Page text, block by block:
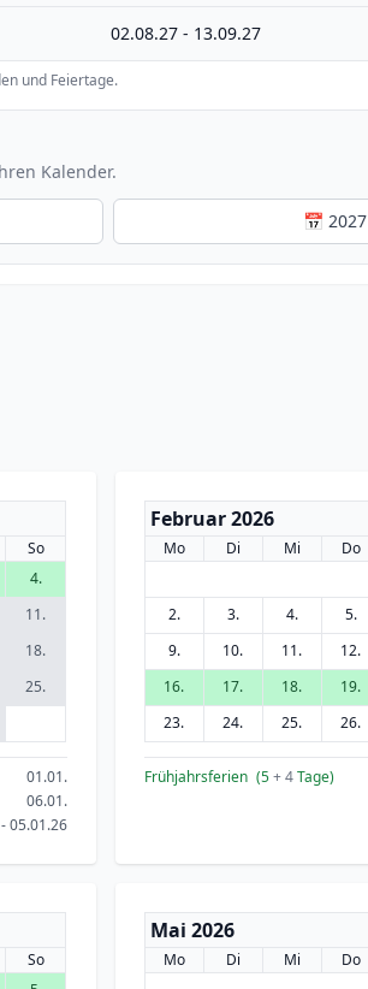
02.08.27 - 13.09.27
und Feiertage.
Kalender.
📅 2027
So
4.
11.
18.
25.
01.01.
06.01.
05.01.26
Februar 2026
Mo Di Mi Do
2.
3. 4. 5.
9.
10. 11. 12.
16.
17. 18. 19.
23.
24. 25. 26.
Frühjahrsferien (5+ 4Tage)
So
Mai 2026
Mo Di Mi Do